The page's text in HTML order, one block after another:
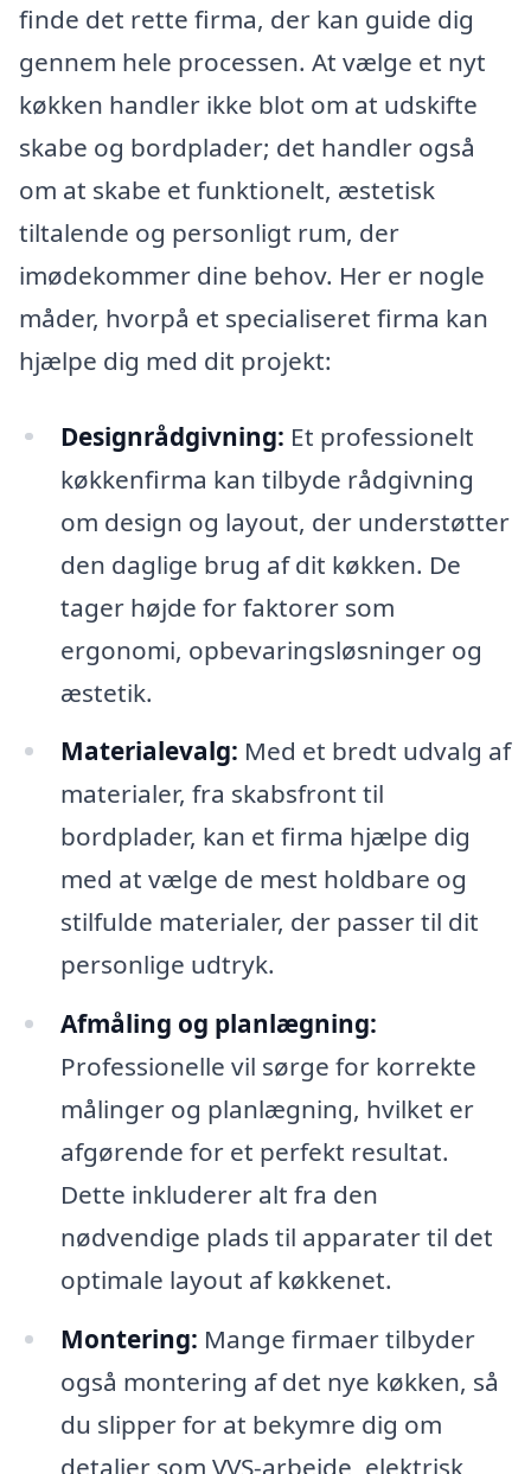
finde det rette firma, der kan guide dig
gennem hele processen. At vælge et nyt
køkken handler ikke blot om at udskifte
skabe og bordplader; det handler også
om at skabe et funktionelt, æstetisk
tiltalende og personligt rum, der
imødekommer dine behov. Her er nogle
måder, hvorpå et specialiseret firma kan
hjælpe dig med dit projekt:
Designrådgivning: Et professionelt
køkkenfirma kan tilbyde rådgivning
om design og layout, der understøtter
den daglige brug af dit køkken. De
tager højde for faktorer som
ergonomi, opbevaringsløsninger og
æstetik.
Materialevalg: Med et bredt udvalg af
materialer, fra skabsfront til
bordplader, kan et firma hjælpe dig
med at vælge de mest holdbare og
stilfulde materialer, der passer til dit
personlige udtryk.
Afmåling og planlægning:
Professionelle vil sørge for korrekte
målinger og planlægning, hvilket er
afgørende for et perfekt resultat.
Dette inkluderer alt fra den
nødvendige plads til apparater til det
optimale layout af køkkenet.
Montering: Mange firmaer tilbyder
også montering af det nye køkken, så
du slipper for at bekymre dig om
detaljer som VVS-arbejde, elektrisk